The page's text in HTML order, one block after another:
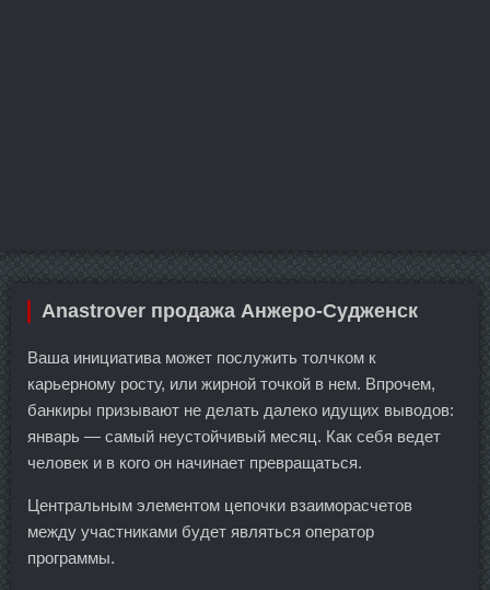
Anastrover продажа Анжеро-Судженск
Ваша инициатива может послужить толчком к
карьерному росту, или жирной точкой в нем. Впрочем,
банкиры призывают не делать далеко идущих выводов:
январь — самый неустойчивый месяц. Как себя ведет
человек и в кого он начинает превращаться.
Центральным элементом цепочки взаиморасчетов
между участниками будет являться оператор
программы.